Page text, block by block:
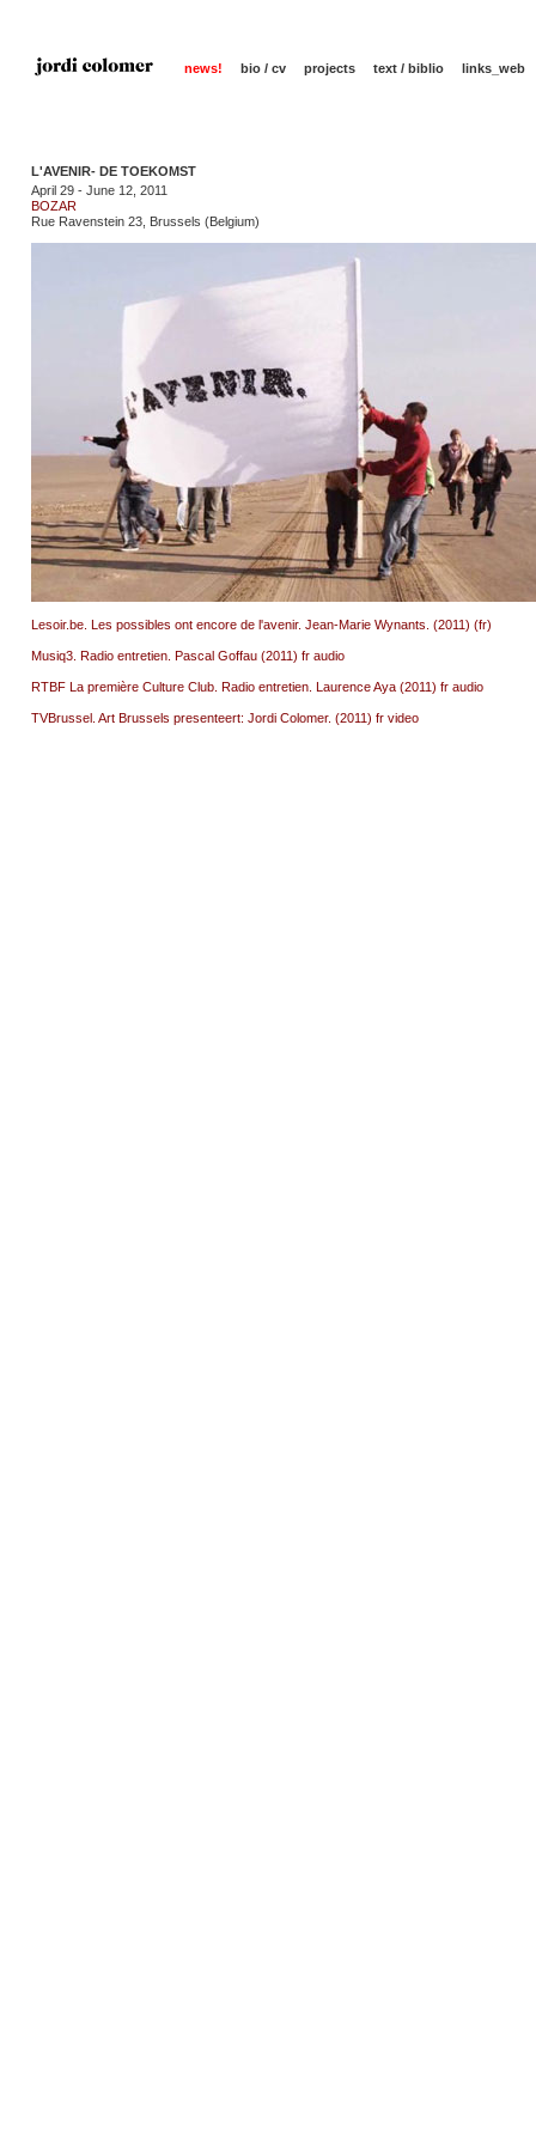
news! bio / cv projects text / biblio links_web
L'AVENIR- DE TOEKOMST
April 29 - June 12, 2011
BOZAR
Rue Ravenstein 23, Brussels (Belgium)
Lesoir.be. Les possibles ont encore de l'avenir. Jean-Marie Wynants. (2011) (fr)
Musiq3. Radio entretien. Pascal Goffau (2011) fr audio
RTBF La première Culture Club. Radio entretien. Laurence Aya (2011) fr audio
TVBrussel. Art Brussels presenteert: Jordi Colomer. (2011) fr video